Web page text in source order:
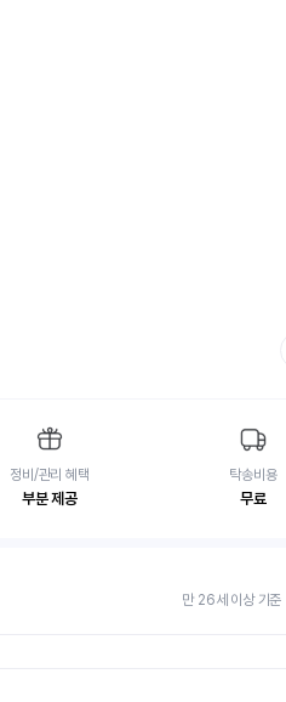
정비/관리 혜택
부분 제공
탁송비용
무료
만 26세 이상 기준